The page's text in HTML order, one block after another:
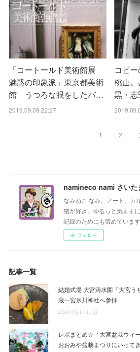
「コートールド美術館展
魅惑の印象派」東京都美術
館 うつろな眼をしたバ…
2019.09.09 22:27
コピー
桃山
黒・
1 2
namineco nami さいた
なみねこ なみ。アート、カ
猫が好き。ゆるっと気まま
記録のためにも留めています
フォロー
記事一覧
結婚式場 大宮清水園「大宮
蔵一宮氷川神社へ参拝
2024.09.14 11:32
レポまとめ☆「大宮盆栽ウィ
おおみや盆栽まつりにいって